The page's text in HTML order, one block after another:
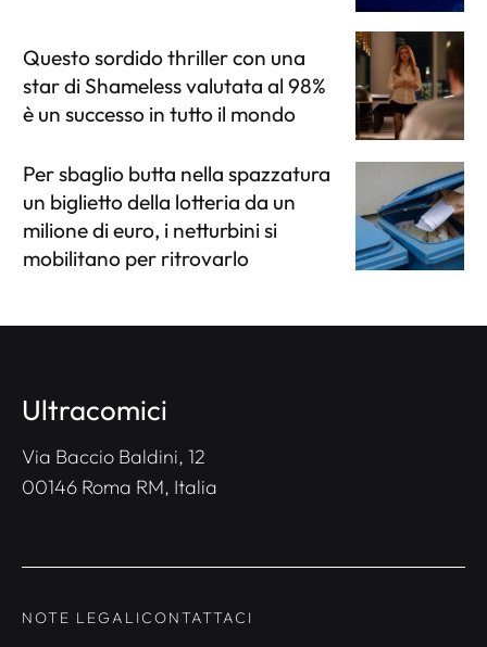
Questo sordido thriller con una
star di Shameless valutata al 98%
è un successo in tutto il mondo
Per sbaglio butta nella spazzatura
un biglietto della lotteria da un
milione di euro, i netturbini si
mobilitano per ritrovarlo
Ultracomici
Via Baccio Baldini, 12
00146 Roma RM, Italia
NOTE LEGALICONTATTACI